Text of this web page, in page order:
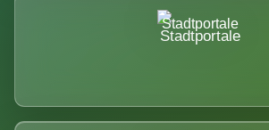
Stadtportale